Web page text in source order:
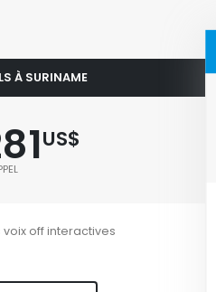
À SURINAME
US$
off interactives